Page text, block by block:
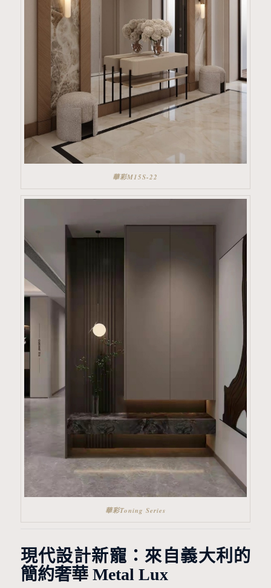
華彩M15S-22
華彩Toning Series
現代設計新寵：來自義大利的
簡約奢華 Metal Lux